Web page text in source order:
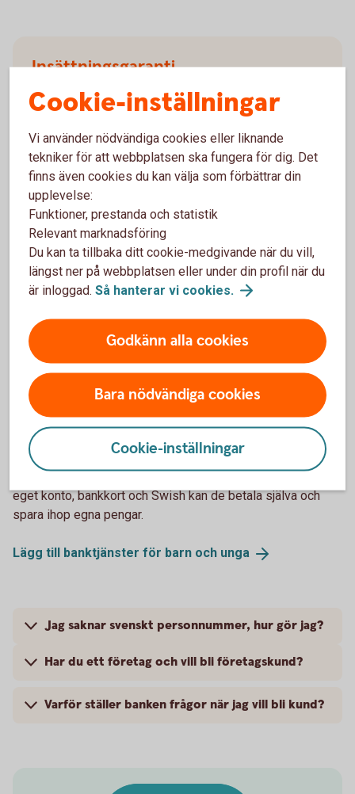
Insättningsgaranti
Bankens konton omfattas av den statliga
insättningsgarantin enligt beslut av Riksgälden. Du
som kontohavare har rätt till ersättning för din
sammanlagda kontobehållning i banken med ett
belopp om högst 1 050 000 kr. Utöver det kan du
enligt lag under vissa förutsättningar få ersättning
för vissa insättningar som hänförs till vissa
särskilda angivna händelser, t ex försäljning av
privatbostad, med högst 5 000 000 kr. Riksgälden
betalar ut ersättningen inom 7 arbetsdagar från den
dag banken försattes i konkurs eller
in.
Insättningsgaranti
Lägg till banktjänster för dina barn
eget konto, bankkort och Swish kan de betala själva och
spara ihop egna pengar.
Lägg till banktjänster för barn och unga
Jag saknar svenskt personnummer, hur gör jag?
Har du ett företag och vill bli företagskund?
Varför ställer banken frågor när jag vill bli kund?
Cookie-inställningar
Vi använder nödvändiga cookies eller liknande
tekniker för att webbplatsen ska fungera för dig. Det
finns även cookies du kan välja som förbättrar din
upplevelse:
Funktioner, prestanda och statistik
Relevant marknadsföring
Du kan ta tillbaka ditt cookie-medgivande när du vill,
längst ner på webbplatsen eller under din profil när du
är inloggad. Så hanterar vi cookies.
Godkänn alla cookies
Bara nödvändiga cookies
Cookie-inställningar